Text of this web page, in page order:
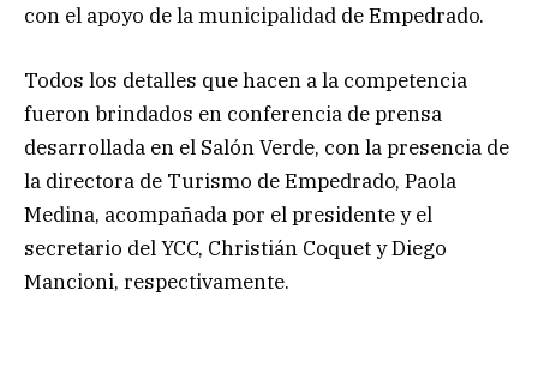
con el apoyo de la municipalidad de Empedrado.
Todos los detalles que hacen a la competencia
fueron brindados en conferencia de prensa
desarrollada en el Salón Verde, con la presencia de
la directora de Turismo de Empedrado, Paola
Medina, acompañada por el presidente y el
secretario del YCC, Christián Coquet y Diego
Mancioni, respectivamente.